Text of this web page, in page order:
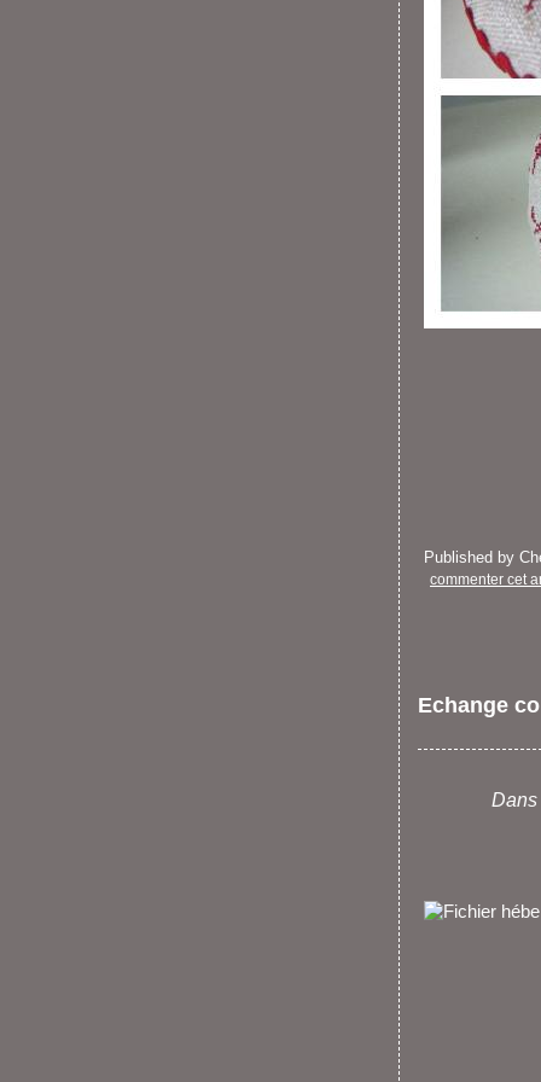
Published by
commenter cet
Echange
Dans